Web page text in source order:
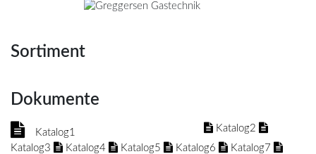
Sortiment
Dokumente
Katalog1
Katalog2
Katalog3
Katalog4 Katalog5 Katalog6
Katalog7